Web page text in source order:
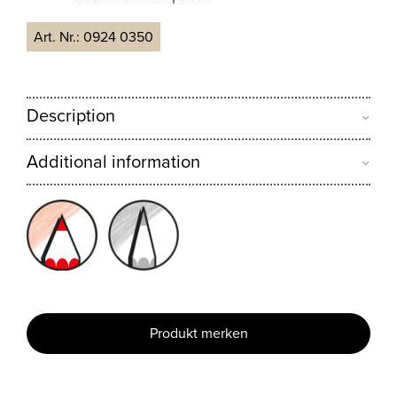
Art. Nr.:0924 0350
Description
Additional information
Produkt merken